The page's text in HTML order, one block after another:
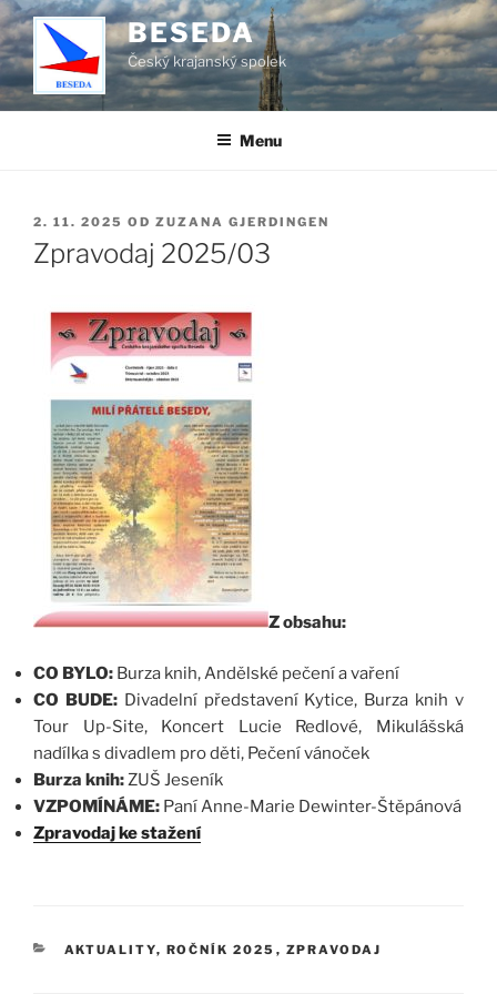
Přejít
k
obsahu
webu
BESEDA
Český krajanský spolek
Menu
PUBLIKOVÁNO
2. 11. 2025 OD ZUZANA GJERDINGEN
Zpravodaj 2025/03
Z obsahu:
CO BYLO: Burza knih, Andělské pečení a vaření
CO BUDE: Divadelní představení Kytice, Burza knih v
Tour Up-Site, Koncert Lucie Redlové, Mikulášská
nadílka s divadlem pro děti, Pečení vánoček
Burza knih:ZUŠ Jeseník
VZPOMÍNÁME: Paní Anne-Marie Dewinter-Štěpánová
Zpravodaj ke stažení
RUBRIKY
AKTUALITY, ROČNÍK 2025 , ZPRAVODAJ